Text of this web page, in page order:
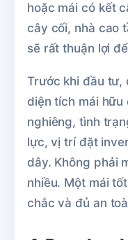
hoặc mái có kết
cây cối, nhà cao
sẽ rất thuận lợi
Trước khi đầu tư,
diện tích mái hữu
nghiêng, tình
lực, vị trí đặt
dây. Không phải
nhiều. Một mái
chắc và đủ an